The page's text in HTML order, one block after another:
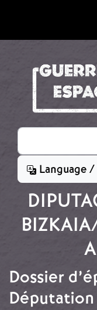
Rechercher
Language
Dossier
Députation